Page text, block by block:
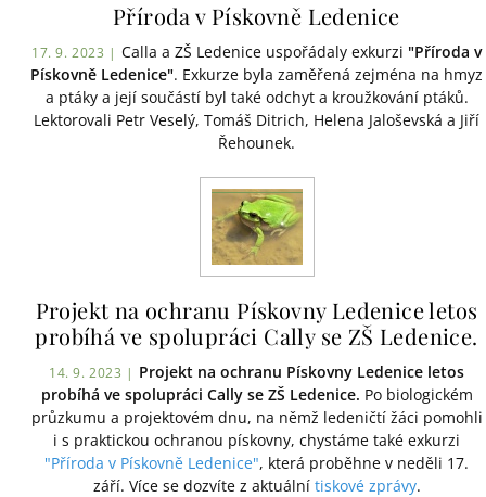
Příroda v Pískovně Ledenice
17. 9. 2023 | Calla a ZŠ Ledenice uspořádaly exkurzi "Příroda v
Pískovně Ledenice". Exkurze byla zaměřená zejména na hmyz
a ptáky a její součástí byl také odchyt a kroužkování ptáků.
Lektorovali Petr Veselý, Tomáš Ditrich, Helena Jaloševská a Jiří
Řehounek.
Projekt na ochranu Pískovny Ledenice letos
probíhá ve spolupráci Cally se ZŠ Ledenice.
14. 9. 2023 | Projekt na ochranu Pískovny Ledenice letos
probíhá ve spolupráci Cally se ZŠ Ledenice. Po biologickém
průzkumu a projektovém dnu, na němž ledeničtí žáci pomohli
i s praktickou ochranou pískovny, chystáme také exkurzi
"Příroda v Pískovně Ledenice", která proběhne v neděli 17.
září. Více se dozvíte z aktuální tiskové zprávy.